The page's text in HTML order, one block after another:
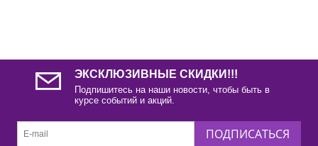
ЭКСКЛЮЗИВНЫЕ СКИДКИ!!!
Подпишитесь на наши новости, чтобы быть в
курсе событий и акций.
ПОДПИСАТЬСЯ